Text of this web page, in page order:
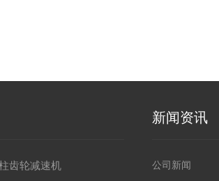
齿轮减速机
新闻资讯
公司新闻